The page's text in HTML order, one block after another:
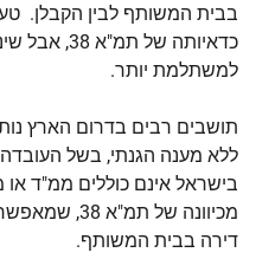
בבית המשותף לבין הקבלן.
כדאיותה של
למשתלמת יותר.
תושבים רבים בדרום הארץ
ללא מענה הגנתי, בשל
בישראל אינם כוללים ממ"ד או
מכיוונה של
דירה בבית המשותף.